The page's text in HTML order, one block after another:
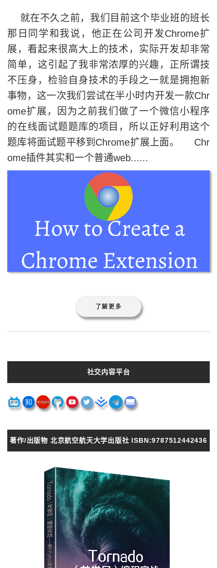
就在不久之前，我们目前这个毕业班的班长
那日同学和我说，他正在公司开发Chrome扩
展，看起来很高大上的技术，实际开发却非常
简单，这引起了我非常浓厚的兴趣，正所谓技
不压身，检验自身技术的手段之一就是拥抱新
事物，这一次我们尝试在半小时内开发一款Chr
ome扩展，因为之前我们做了一个微信小程序
的在线面试题题库的项目，所以正好利用这个
题库将面试题平移到Chrome扩展上面。 Chr
ome插件其实和一个普通web......
了解更多
社交内容平台
著作/出版物 北京航空航天大学出版社 ISBN:9787512442436